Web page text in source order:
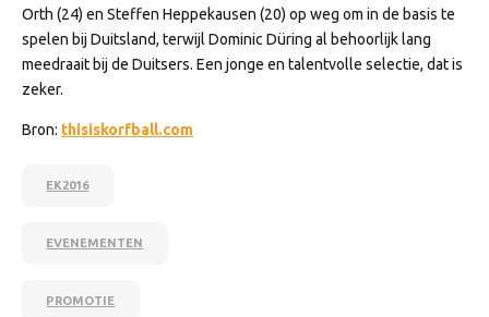
Orth (24) en Steffen Heppekausen (20) op weg om in de basis te
spelen bij Duitsland, terwijl Dominic Düring al behoorlijk lang
meedraait bij de Duitsers. Een jonge en talentvolle selectie, dat is
zeker.
Bron: thisiskorfball.com
EK2016
EVENEMENTEN
PROMOTIE